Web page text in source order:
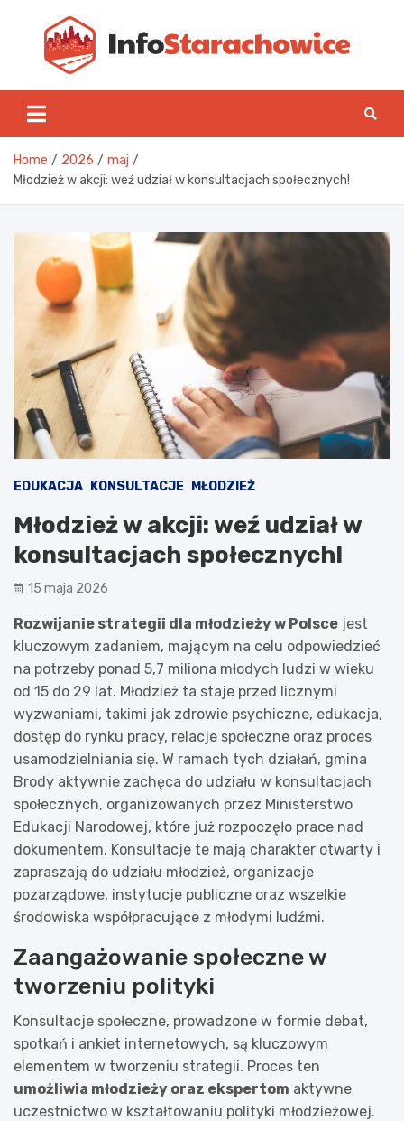
content
Home 2026
maj
Młodzież w akcji: weź udział w konsultacjach społecznych!
EDUKACJA KONSULTACJE MŁODZIEŻ
Młodzież w akcji: weź udział w
konsultacjach społecznych!
15 maja 2026
Rozwijanie strategii dla młodzieży w Polsce jest
kluczowym zadaniem, mającym na celu odpowiedzieć
na potrzeby ponad 5,7 miliona młodych ludzi w wieku
od 15 do 29 lat. Młodzież ta staje przed licznymi
wyzwaniami, takimi jak zdrowie psychiczne, edukacja,
dostęp do rynku pracy, relacje społeczne oraz proces
usamodzielniania się. W ramach tych działań, gmina
Brody aktywnie zachęca do udziału w konsultacjach
społecznych, organizowanych przez Ministerstwo
Edukacji Narodowej, które już rozpoczęło prace nad
dokumentem. Konsultacje te mają charakter otwarty i
zapraszają do udziału młodzież, organizacje
pozarządowe, instytucje publiczne oraz wszelkie
środowiska współpracujące z młodymi ludźmi.
Zaangażowanie społeczne w
tworzeniu polityki
Konsultacje społeczne, prowadzone w formie debat,
spotkań i ankiet internetowych, są kluczowym
elementem w tworzeniu strategii. Proces ten
umożliwia młodzieży oraz ekspertom aktywne
uczestnictwo w kształtowaniu polityki młodzieżowej.